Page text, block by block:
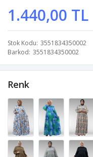
1.440,00 TL
Stok Kodu 3551834350002
Barkod 3551834350002
Renk